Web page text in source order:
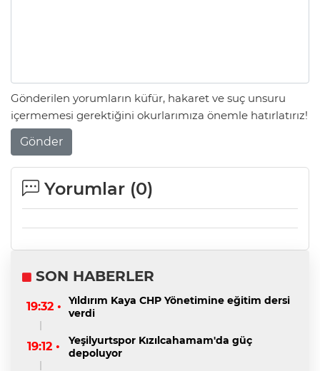
Gönderilen yorumların küfür, hakaret ve suç unsuru
içermemesi gerektiğini okurlarımıza önemle hatırlatırız!
Gönder
Yorumlar (0)
SON HABERLER
19:32 •
Yıldırım Kaya CHP Yönetimine eğitim dersi
verdi
19:12 •
Yeşilyurtspor Kızılcahamam'da güç
depoluyor